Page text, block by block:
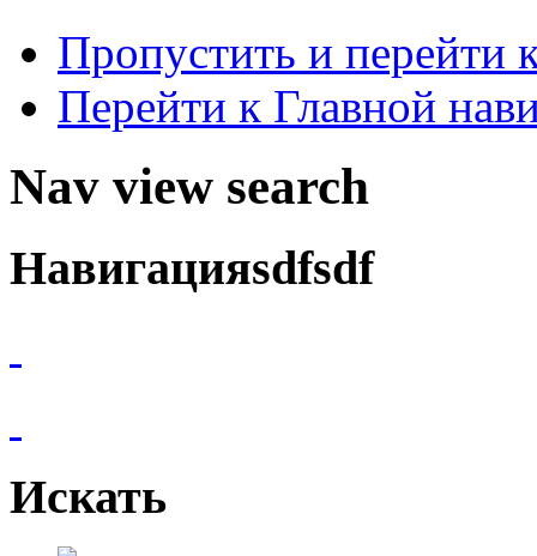
Пропустить и перейти
Перейти к Главной
Nav view search
Навигацияsdfsdf
Искать